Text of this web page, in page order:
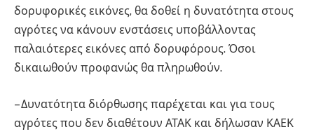
δορυφορικές εικόνες, θα δοθεί η δυνατότητα στους
αγρότες να κάνουν ενστάσεις υποβάλλοντας
παλαιότερες εικόνες από δορυφόρους. Όσοι
δικαιωθούν προφανώς θα πληρωθούν.
– Δυνατότητα διόρθωσης παρέχεται και για τους
αγρότες που δεν διαθέτουν ΑΤΑΚ και δήλωσαν ΚΑΕΚ